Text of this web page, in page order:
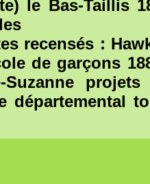
le Bas-Taillis
recensés :
de garçons
Suzanne
départemental